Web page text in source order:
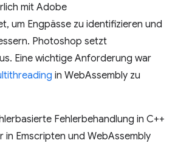
mit Adobe
um Engpässe zu identifizieren und
Photoshop setzt
Eine wichtige Anforderung war
in WebAssembly zu
Fehlerbehandlung in C++
in Emscripten und WebAssembly